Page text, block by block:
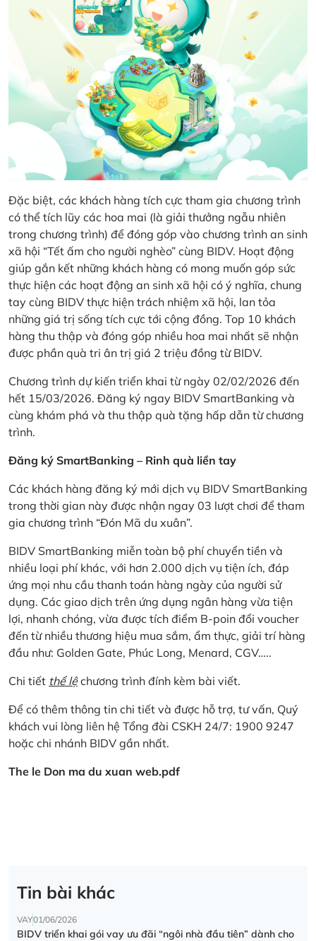
Đặc biệt, các khách hàng tích cực tham gia chương trình
có thể tích lũy các hoa mai (là giải thưởng ngẫu nhiên
trong chương trình) để đóng góp vào chương trình an sinh
xã hội “Tết ấm cho người nghèo” cùng BIDV. Hoạt động
giúp gắn kết những khách hàng có mong muốn góp sức
thực hiện các hoạt động an sinh xã hội có ý nghĩa, chung
tay cùng BIDV thực hiện trách nhiệm xã hội, lan tỏa
những giá trị sống tích cực tới cộng đồng. Top 10 khách
hàng thu thập và đóng góp nhiều hoa mai nhất sẽ nhận
được phần quà tri ân trị giá 2 triệu đồng từ BIDV.
Chương trình dự kiến triển khai từ ngày 02/02/2026 đến
hết 15/03/2026. Đăng ký ngay BIDV SmartBanking và
cùng khám phá và thu thập quà tặng hấp dẫn từ chương
trình.
Đăng ký SmartBanking – Rinh quà liền tay
Các khách hàng đăng ký mới dịch vụ BIDV SmartBanking
trong thời gian này được nhận ngay 03 lượt chơi để tham
gia chương trình “Đón Mã du xuân”.
BIDV SmartBanking miễn toàn bộ phí chuyển tiền và
nhiều loại phí khác, với hơn 2.000 dịch vụ tiện ích, đáp
ứng mọi nhu cầu thanh toán hàng ngày của người sử
dụng. Các giao dịch trên ứng dụng ngân hàng vừa tiện
lợi, nhanh chóng, vừa được tích điểm B-poin đổi voucher
đến từ nhiều thương hiệu mua sắm, ẩm thực, giải trí hàng
đầu như: Golden Gate, Phúc Long, Menard, CGV…..
Chi tiết thể lệchương trình đính kèm bài viết.
Để có thêm thông tin chi tiết và được hỗ trợ, tư vấn, Quý
khách vui lòng liên hệ Tổng đài CSKH 24/7: 1900 9247
hoặc chi nhánh BIDV gần nhất.
The le Don ma du xuan web.pdf
Tin bài khác
VAY01/06/2026
BIDV triển khai gói vay ưu đãi “ngôi nhà đầu tiên” dành cho